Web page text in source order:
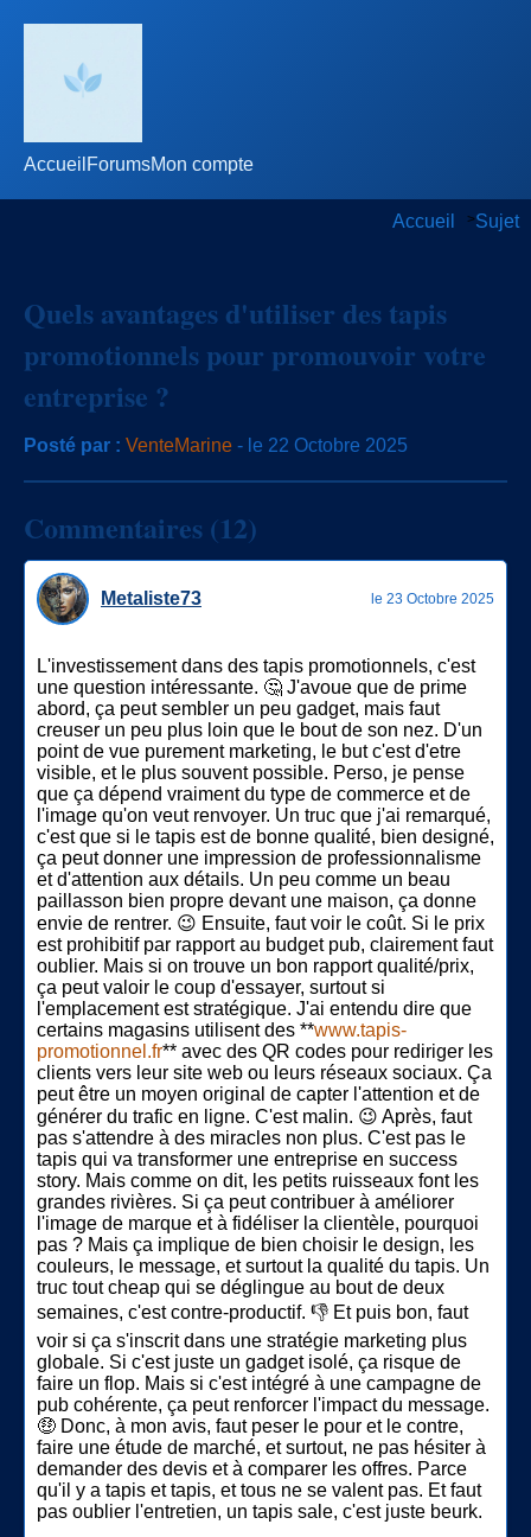
Accueil ForumsMon compte
Accueil >Sujet
Quels avantages d'utiliser des tapis
promotionnels pour promouvoir votre
entreprise ?
Posté par : VenteMarine - le 22 Octobre 2025
Commentaires (12)
Metaliste73 le 23 Octobre 2025
L'investissement dans des tapis promotionnels, c'est
une question intéressante. 🤔 J'avoue que de prime
abord, ça peut sembler un peu gadget, mais faut
creuser un peu plus loin que le bout de son nez. D'un
point de vue purement marketing, le but c'est d'etre
visible, et le plus souvent possible. Perso, je pense
que ça dépend vraiment du type de commerce et de
l'image qu'on veut renvoyer. Un truc que j'ai remarqué,
c'est que si le tapis est de bonne qualité, bien designé,
ça peut donner une impression de professionnalisme
et d'attention aux détails. Un peu comme un beau
paillasson bien propre devant une maison, ça donne
envie de rentrer. 😉 Ensuite, faut voir le coût. Si le prix
est prohibitif par rapport au budget pub, clairement faut
oublier. Mais si on trouve un bon rapport qualité/prix,
ça peut valoir le coup d'essayer, surtout si
l'emplacement est stratégique. J'ai entendu dire que
certains magasins utilisent des **www.tapis-
promotionnel.fr** avec des QR codes pour rediriger les
clients vers leur site web ou leurs réseaux sociaux. Ça
peut être un moyen original de capter l'attention et de
générer du trafic en ligne. C'est malin. 😉 Après, faut
pas s'attendre à des miracles non plus. C'est pas le
tapis qui va transformer une entreprise en success
story. Mais comme on dit, les petits ruisseaux font les
grandes rivières. Si ça peut contribuer à améliorer
l'image de marque et à fidéliser la clientèle, pourquoi
pas ? Mais ça implique de bien choisir le design, les
couleurs, le message, et surtout la qualité du tapis. Un
truc tout cheap qui se déglingue au bout de deux
semaines, c'est contre-productif. 👎 Et puis bon, faut
voir si ça s'inscrit dans une stratégie marketing plus
globale. Si c'est juste un gadget isolé, ça risque de
faire un flop. Mais si c'est intégré à une campagne de
pub cohérente, ça peut renforcer l'impact du message.
🤑 Donc, à mon avis, faut peser le pour et le contre,
faire une étude de marché, et surtout, ne pas hésiter à
demander des devis et à comparer les offres. Parce
qu'il y a tapis et tapis, et tous ne se valent pas. Et faut
pas oublier l'entretien, un tapis sale, c'est juste beurk.